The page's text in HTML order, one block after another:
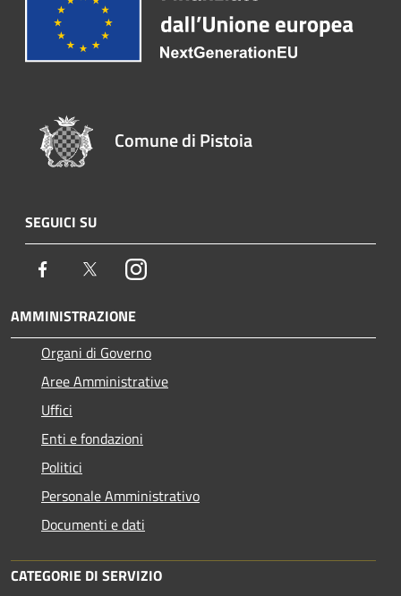
Comune di Pistoia
SEGUICI SU
Facebook TwitterInstagram
AMMINISTRAZIONE
Organi di Governo
Aree Amministrative
Uffici
Enti e fondazioni
Politici
Personale Amministrativo
Documenti e dati
CATEGORIE DI SERVIZIO